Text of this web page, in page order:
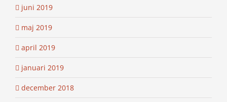
juni 2019
maj 2019
april 2019
januari 2019
december 2018